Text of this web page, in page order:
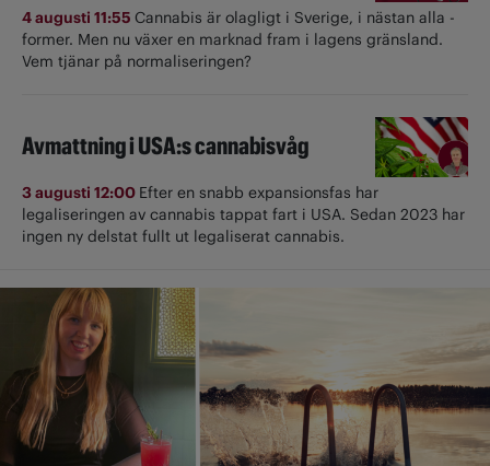
4 augusti 11:55 Cannabis är olagligt i ­Sverige, i nästan alla ­
former. Men nu växer en marknad fram i lagens gränsland.
Vem tjänar på normaliseringen?
Avmattning i USA:s cannabisvåg
3 augusti 12:00 Efter en snabb expansionsfas har
legaliseringen av cannabis tappat fart i USA. Sedan 2023 har
ingen ny delstat fullt ut ­legaliserat cannabis.